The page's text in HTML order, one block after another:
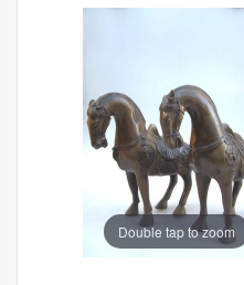
Double tap to zoom